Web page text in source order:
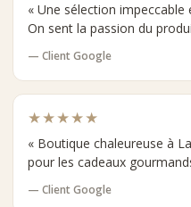
« Une sélection
On sent la passion du
— Client Google
★★★★★
« Boutique chaleureuse à
pour les cadeaux
— Client Google